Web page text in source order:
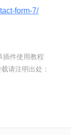
form-7/
插件使用教程
请注明出处：